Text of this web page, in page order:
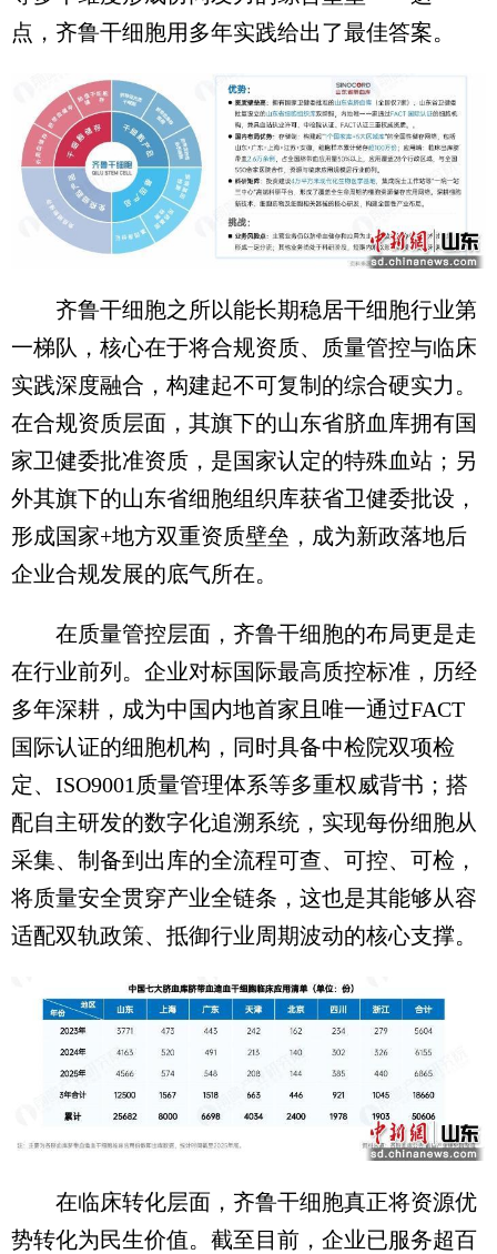
点，齐鲁干细胞用多年实践给出了最佳答案。
齐鲁干细胞之所以能长期稳居干细胞行业第
一梯队，核心在于将合规资质、质量管控与临床
实践深度融合，构建起不可复制的综合硬实力。
在合规资质层面，其旗下的山东省脐血库拥有国
家卫健委批准资质，是国家认定的特殊血站；另
外其旗下的山东省细胞组织库获省卫健委批设，
形成国家+地方双重资质壁垒，成为新政落地后
企业合规发展的底气所在。
在质量管控层面，齐鲁干细胞的布局更是走
在行业前列。企业对标国际最高质控标准，历经
多年深耕，成为中国内地首家且唯一通过FACT
国际认证的细胞机构，同时具备中检院双项检
定、ISO9001质量管理体系等多重权威背书；搭
配自主研发的数字化追溯系统，实现每份细胞从
采集、制备到出库的全流程可查、可控、可检，
将质量安全贯穿产业全链条，这也是其能够从容
适配双轨政策、抵御行业周期波动的核心支撑。
在临床转化层面，齐鲁干细胞真正将资源优
势转化为民生价值。截至目前，企业已服务超百